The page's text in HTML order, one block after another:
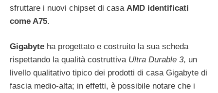
sfruttare i nuovi chipset di casa AMD identificati
come A75.
Gigabyte ha progettato e costruito la sua scheda
rispettando la qualità costruttiva Ultra Durable 3, un
livello qualitativo tipico dei prodotti di casa Gigabyte di
fascia medio-alta; in effetti, è possibile notare che i